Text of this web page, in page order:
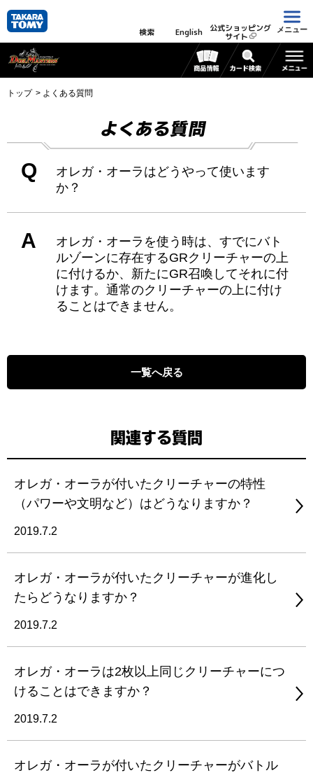
検索 English 公式ショッピング
サイト
メニュー
トップ よくある質問
よくある質問
Q
オレガ・オーラはどうやって使います
か？
A
オレガ・オーラを使う時は、すでにバト
ルゾーンに存在するGRクリーチャーの上
に付けるか、新たにGR召喚してそれに付
けます。通常のクリーチャーの上に付け
ることはできません。
一覧へ戻る
関連する質問
オレガ・オーラが付いたクリーチャーの特性
（パワーや文明など）はどうなりますか？
2019.7.2
オレガ・オーラが付いたクリーチャーが進化し
たらどうなりますか？
2019.7.2
オレガ・オーラは2枚以上同じクリーチャーにつ
けることはできますか？
2019.7.2
オレガ・オーラが付いたクリーチャーがバトル